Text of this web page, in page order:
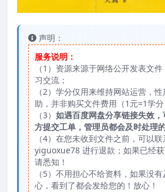
声明：
服务说明：
（1）资源来源于网络公开发表文
习交流；
（2）学分仅用来维持网站运营，
助，并非购买文件费用（1元=1学分
（3） 如遇百度网盘分享链接失效
方提交工单，管理员都会及时处理
（4）在您未收到文件之前，可以联
yiguoxue78 进行退款；如果已经
请悉知！
（5）不用担心不给资料，如果没
心，看到了都会发给您的！放心！